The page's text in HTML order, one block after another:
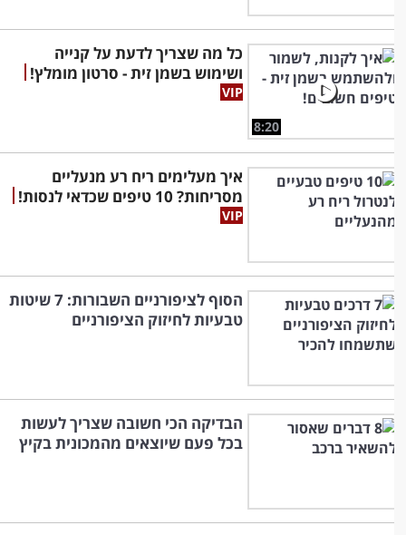
8:20
כל מה שצריך לדעת על קנייה
ושימוש בשמן זית - סרטון מומלץ!
איך מעלימים ריח רע מנעליים
מסריחות? 10 טיפים שכדאי לנסות!
הסוף לציפורניים השבורות: 7 שיטות
טבעיות לחיזוק הציפורניים
הבדיקה הכי חשובה שצריך לעשות
בכל פעם שיוצאים מהמכונית בקיץ